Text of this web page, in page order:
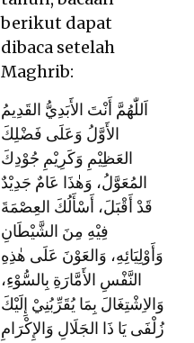
berikut dapat
dibaca setelah
Maghrib:
اَللّٰهُمَّ أَنْتَ الأَبَدِيُّ القَدِيمُ
الأَوَّلُ وَعَلَى فَضْلِكَ
العَظِيْمِ وَكَرِيْمِ جُوْدِكَ
المُعَوَّلُ، وَهٰذَا عَامٌ جَدِيْدٌ
قَدْ أَقْبَلَ، أَسْأَلُكَ العِصْمَةَ
فِيْهِ مِنَ الشَّيْطَانِ
وَأَوْلِيَائِهِ، وَالعَوْنَ عَلَى هٰذِهِ
النَّفْسِ الأَمَّارَةِ بِالسُّوْءِ،
وَالاِشْتِغَالَ بِمَا يُقَرِّبُنِيْ إِلَيْكَ
زُلْفَى يَا ذَا الجَلَالِ وَالإِكْرَامِ